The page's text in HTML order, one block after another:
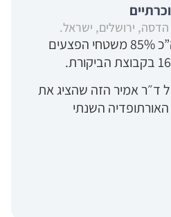
הדסה, ירושלים, ישראל.
הבי-קיור לייזר סגר סה”כ 85% משטחי הפצעים
ד״ר אמיר הזה שהציג את
השנתי